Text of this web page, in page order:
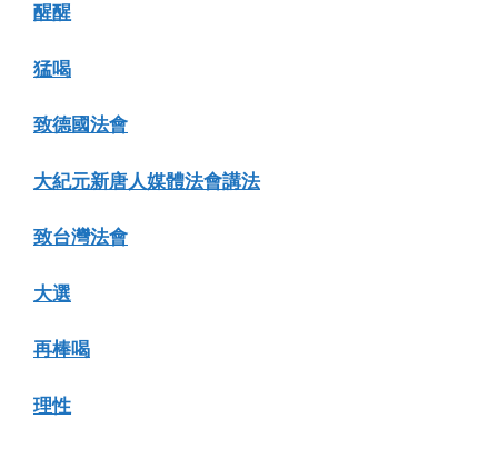
醒醒
猛喝
致德國法會
大紀元新唐人媒體法會講法
致台灣法會
大選
再棒喝
理性